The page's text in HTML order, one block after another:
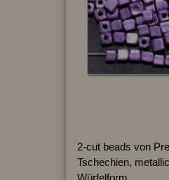
2-cut beads von
Tschechien,
Würfelform